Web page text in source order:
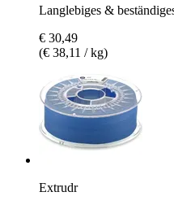
Langlebiges &
€ 30,49
(€ 38,11 / kg)
Extrudr